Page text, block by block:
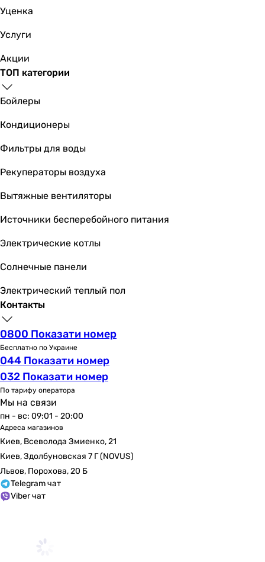
на столешницу
на столешницу
Перелив
без перелива
без перелива
без перелива
без перелива
без перелива
без перелива
без перелива
без перелива
без отверстия
без отверстия
без отверстия
без отверстия
без отверстия
без отверстия
без отверстия
без отверстия
без отверстия
по центру
Материал
керамика
керамика
керамика
керамика
керамика
керамика
керамика
керамика
Уценка
Услуги
Акции
ТОП категории
Бойлеры
Кондиционеры
Фильтры для воды
Рекуператоры воздуха
Вытяжные вентиляторы
Источники бесперебойного питания
Электрические котлы
Солнечные панели
Электрический теплый пол
Контакты
0800 Показати номер
Бесплатно по Украине
044 Показати номер
032 Показати номер
По тарифу оператора
Мы на связи
пн - вс: 09:01 - 20:00
Адреса магазинов
Киев, Всеволода Змиенко, 21
Киев, Здолбуновская 7 Г (NOVUS)
Львов, Порохова, 20 Б
Telegram чат
Viber чат